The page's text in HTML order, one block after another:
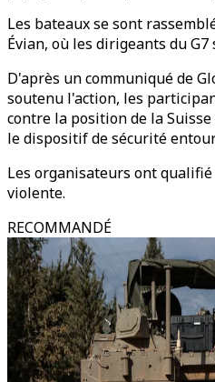
Les bateaux se sont
Évian, où les dirigeants du
D'après un communiqué de
soutenu l'action, les
contre la position de la
le dispositif de sécurité
Les organisateurs ont
violente.
RECOMMANDÉ